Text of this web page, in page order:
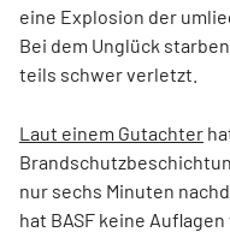
eine Explosion der
Bei dem Unglück
teils schwer verletzt.
Laut einem Gutachter
nur sechs Minuten
hat BASF keine